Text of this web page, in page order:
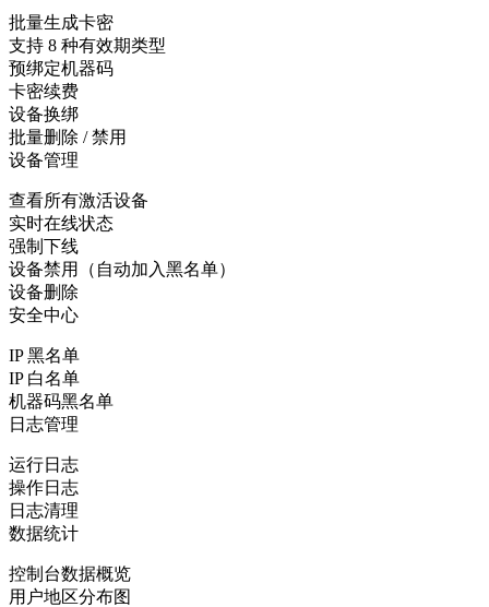
批量生成卡密
支持 8 种有效期类型
预绑定机器码
卡密续费
设备换绑
批量删除 / 禁用
设备管理
查看所有激活设备
实时在线状态
强制下线
设备禁用（自动加入黑名单）
设备删除
安全中心
IP 黑名单
IP 白名单
机器码黑名单
日志管理
运行日志
操作日志
日志清理
数据统计
控制台数据概览
用户地区分布图